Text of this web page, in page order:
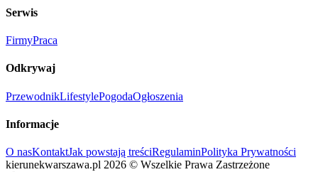
Serwis
FirmyPraca
Odkrywaj
PrzewodnikLifestylePogodaOgłoszenia
Informacje
O nasKontaktJak powstają treściRegulaminPolityka Prywatności
kierunekwarszawa.pl 2026 © Wszelkie Prawa Zastrzeżone